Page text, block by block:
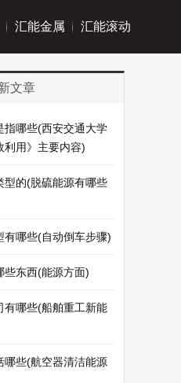
汇能金属 汇能滚动
文章
指哪些(西安交通大学
利用》主要内容)
型的(脱硫能源有哪些
有哪些(自动倒车步骤)
些东西(能源方面)
有哪些(船舶重工新能
哪些(航空器清洁能源